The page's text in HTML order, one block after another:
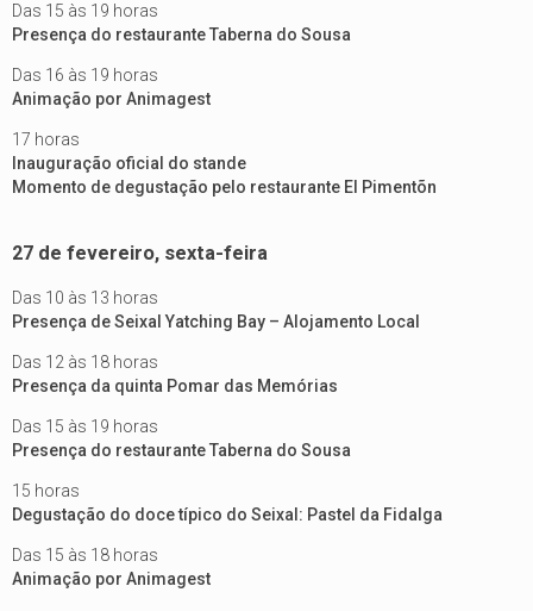
Das 15 às 19 horas
Presença do restaurante Taberna do Sousa
Das 16 às 19 horas
Animação por Animagest
17 horas
Inauguração oficial do stande
Momento de degustação pelo restaurante El Pimentõn
27 de fevereiro, sexta-feira
Das 10 às 13 horas
Presença de Seixal Yatching Bay – Alojamento Local
Das 12 às 18 horas
Presença da quinta Pomar das Memórias
Das 15 às 19 horas
Presença do restaurante Taberna do Sousa
15 horas
Degustação do doce típico do Seixal: Pastel da Fidalga
Das 15 às 18 horas
Animação por Animagest